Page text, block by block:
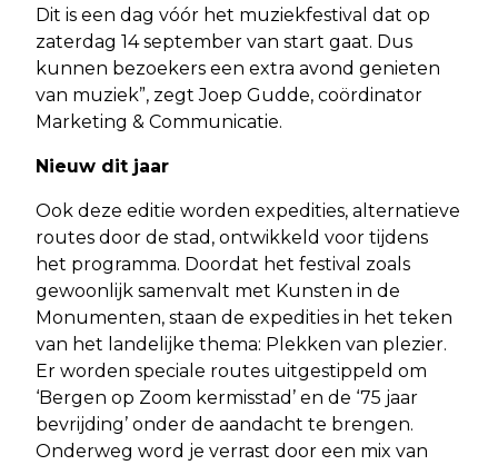
Dit is een dag vóór het muziekfestival dat op
zaterdag 14 september van start gaat. Dus
kunnen bezoekers een extra avond genieten
van muziek”, zegt Joep Gudde, coördinator
Marketing & Communicatie.
Nieuw dit jaar
Ook deze editie worden expedities, alternatieve
routes door de stad, ontwikkeld voor tijdens
het programma. Doordat het festival zoals
gewoonlijk samenvalt met Kunsten in de
Monumenten, staan de expedities in het teken
van het landelijke thema: Plekken van plezier.
Er worden speciale routes uitgestippeld om
‘Bergen op Zoom kermisstad’ en de ‘75 jaar
bevrijding’ onder de aandacht te brengen.
Onderweg word je verrast door een mix van